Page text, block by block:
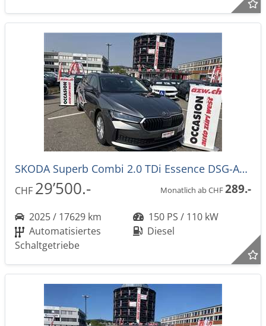
SKODA Superb Combi 2.0 TDi Essence DSG-Automat
CHF 29’500.- Monatlich ab CHF289.-
2025 / 17629 km
150 PS / 110 kW
Automatisiertes
Schaltgetriebe
Diesel